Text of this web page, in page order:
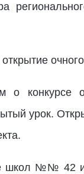
о
урок.
№№ 42 и